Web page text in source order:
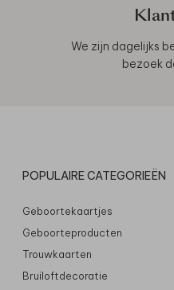
We zijn dagelijks
bezoek
POPULAIRE CATEGORIEËN
Geboortekaartjes
Geboorteproducten
Trouwkaarten
Bruiloftdecoratie